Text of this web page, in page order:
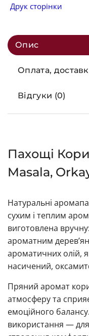
Друк сторінки
Опис
Оплата,
Відгуки (0)
Пахощі
Masala,
Натуральні
сухим і теплим
виготовлена
ароматним
ароматичних олій,
насичений,
Пряний аромат
атмосферу та
емоційного
використання — для